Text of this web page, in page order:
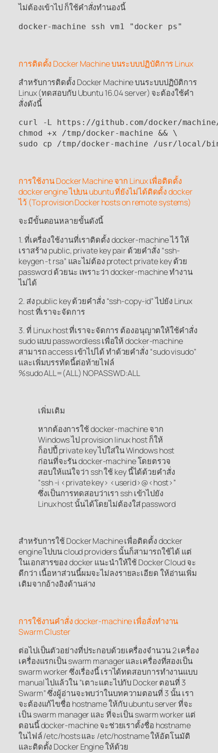
ไม่ต้องเข้าไป ก็ใช้คำสั่งทำนองนี้
docker-machine ssh vm1 "docker ps"
การติดตั้ง Docker Machine บนระบบปฏิบัติการ Linux
สำหรับการติดตั้ง Docker Machine บนระบบปฏิบัติการ
Linux (ทดสอบกับ Ubuntu 16.04 server) จะต้องใช้คำ
สั่งดังนี้
curl -L https://github.com/docker/machine/
chmod +x /tmp/docker-machine && \
sudo cp /tmp/docker-machine /usr/local/
การใช้งาน Docker Machine จาก Linux เพื่อติดตั้ง
docker engine ไปบน ubuntu ที่ยังไม่ได้ติดตั้ง docker
ไว้ (To provision Docker hosts on remote systems)
จะมีขั้นตอนหลายขั้นดังนี้
1. ที่เครื่องใช้งานที่เราติดตั้ง docker-machine ไว้ ให้
เราสร้าง public, private key pair ด้วยคำสั่ง “ssh-
keygen -t rsa” และไม่ต้อง protect private key ด้วย
password ด้วยนะ เพราะว่า docker-machine ทำงาน
ไม่ได้
2. ส่ง public key ด้วยคำสั่ง “ssh-copy-id” ไปยัง Linux
host ที่เราจะจัดการ
3. ที่ Linux host ที่เราจะจัดการ ต้องอนุญาตให้ใช้คำสั่ง
sudo แบบ passwordless เพื่อให้ docker-machine
สามารถ access เข้าไปได้ ทำด้วยคำสั่ง “sudo visudo”
และเพิ่มบรรทัดนี้ต่อท้ายไฟล์
%sudo ALL=(ALL) NOPASSWD:ALL
เพิ่มเติม
หากต้องการใช้ docker-machine จาก
Windows ไป provision linux host ก็ให้
ก็อปปี้ private key ไปใส่ใน Windows host
ก่อนที่จะรัน docker-machine โดยตรวจ
สอบให้แน่ใจว่า ssh ใช้ key นี้ได้ด้วยคำสั่ง
“ssh -i <private key> <userid>@<host>”
ซึ่งเป็นการทดสอบว่าเรา ssh เข้าไปยัง
Linux host นั้นได้โดยไม่ต้องใส่ password
สำหรับการใช้ Docker Machine เพื่อติดตั้ง docker
engine ไปบน cloud providers นั้นก็สามารถใช้ได้ แต่
ในเอกสารของ docker แนะนำให้ใช้ Docker Cloud จะ
ดีกว่า เนื้อหาส่วนนี้ผมจะไม่ลงรายละเอียด ให้อ่านเพิ่ม
เติมจากอ้างอิงด้านล่าง
การใช้งานคำสั่ง docker-machine เพื่อสั่งทำงาน
Swarm Cluster
ต่อไปเป็นตัวอย่างที่ประกอบด้วยเครื่องจำนวน 2 เครื่อง
เครื่องแรกเป็น swarm manager และเครื่องที่สองเป็น
swarm worker ซึ่งเรื่องนี้ เราได้ทดสอบการทำงานแบบ
manual ไปแล้วใน “เตาะแตะไปกับ Docker ตอนที่ 3
Swarm” ซึ่งผู้อ่านจะพบว่าในบทความตอนที่ 3 นั้น เรา
จะต้องแก้ไขชื่อ hostname ให้กับ ubuntu server ที่จะ
เป็น swarm manager และ ที่จะเป็น swarm worker แต่
ตอนนี้ docker-machine จะช่วยเราตั้งชื่อ hostname
ในไฟล์ /etc/hosts และ /etc/hostname ให้อัตโนมัติ
และติดตั้ง Docker Engine ให้ด้วย